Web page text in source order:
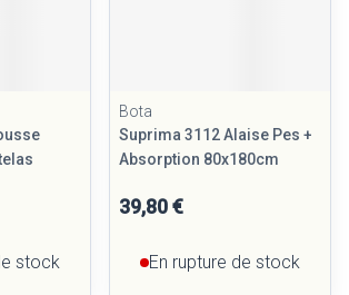
stock
Bota
Suprima 3112 Alaise Pes +
Absorption 80x180cm
39,80 €
En rupture de stock